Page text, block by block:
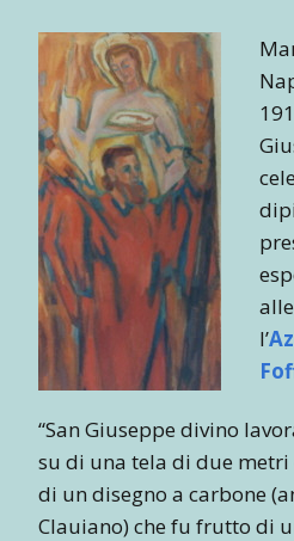
l’
“San Giuseppe divino
su di una tela di due
di un disegno a carbone
Clauiano) che fu frutto di